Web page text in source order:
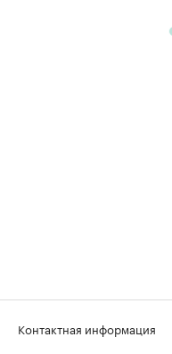
Контактная информация